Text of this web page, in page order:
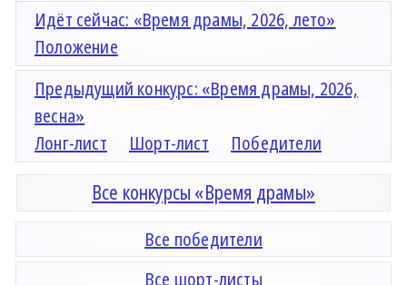
Идёт сейчас: «Время драмы, 2026, лето»
Положение
Предыдущий конкурс: «Время драмы, 2026,
весна»
Лонг-лист
Шорт-лист Победители
Все конкурсы «Время драмы»
Все победители
Все шорт-листы